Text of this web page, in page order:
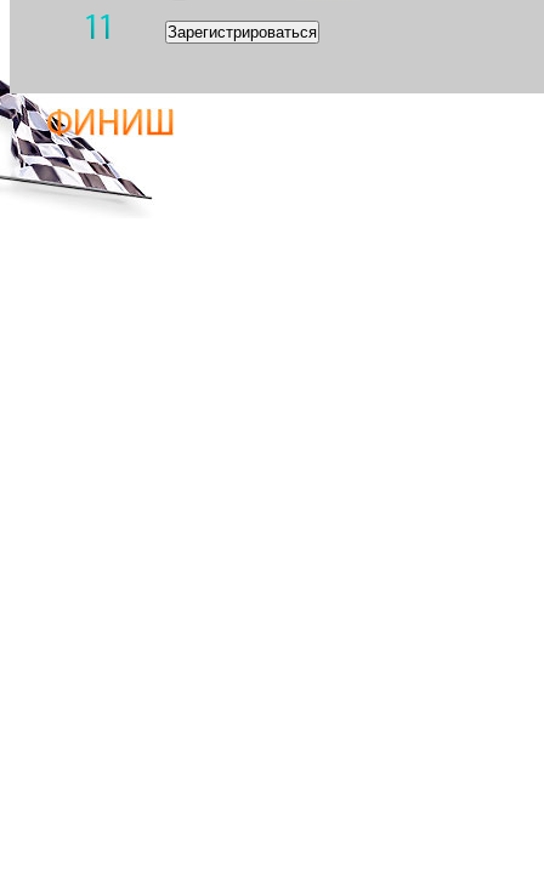
Зарегистрироваться